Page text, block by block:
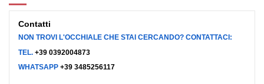
Contatti
NON TROVI L'OCCHIALE CHE STAI CERCANDO? CONTATTACI:
TEL. +39 0392004873
WHATSAPP +39 3485256117